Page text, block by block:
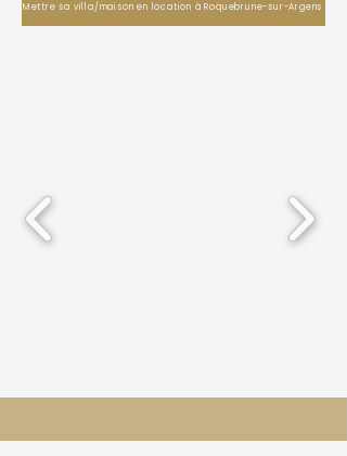
Mettre sa villa/maison en location à Roquebrune-sur-Argens